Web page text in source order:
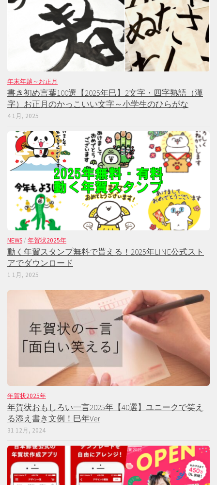
年末年越～お正月
書き初め言葉100選【2025年巳】2文字・四字熟語（漢
字）お正月のかっこいい文字～小学生のひらがな
4 1月, 2025
NEWS / 年賀状2025年
動く年賀スタンプ無料で貰える！2025年LINE公式スト
アでダウンロード
1 1月, 2025
年賀状2025年
年賀状おもしろい一言2025年【40選】ユニークで笑え
る添え書き文例！巳年Ver
31 12月, 2024